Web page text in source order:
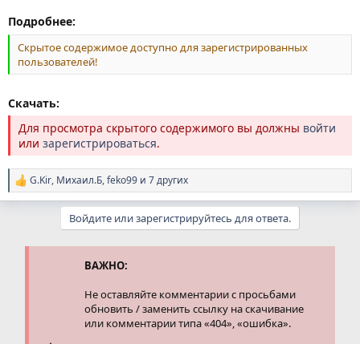
Подробнее:
Скрытое содержимое доступно для зарегистрированных
пользователей!
Скачать:
Для просмотра скрытого содержимого вы должны войти
или зарегистрироваться.
Р
е
G.Kir, Михаил.Б,feko99 и 7 других
Войдите или зарегистрируйтесь для ответа.
ВАЖНО:
Не оставляйте комментарии с просьбами
обновить / заменить ссылку на скачивание
или комментарии типа «404», «ошибка».